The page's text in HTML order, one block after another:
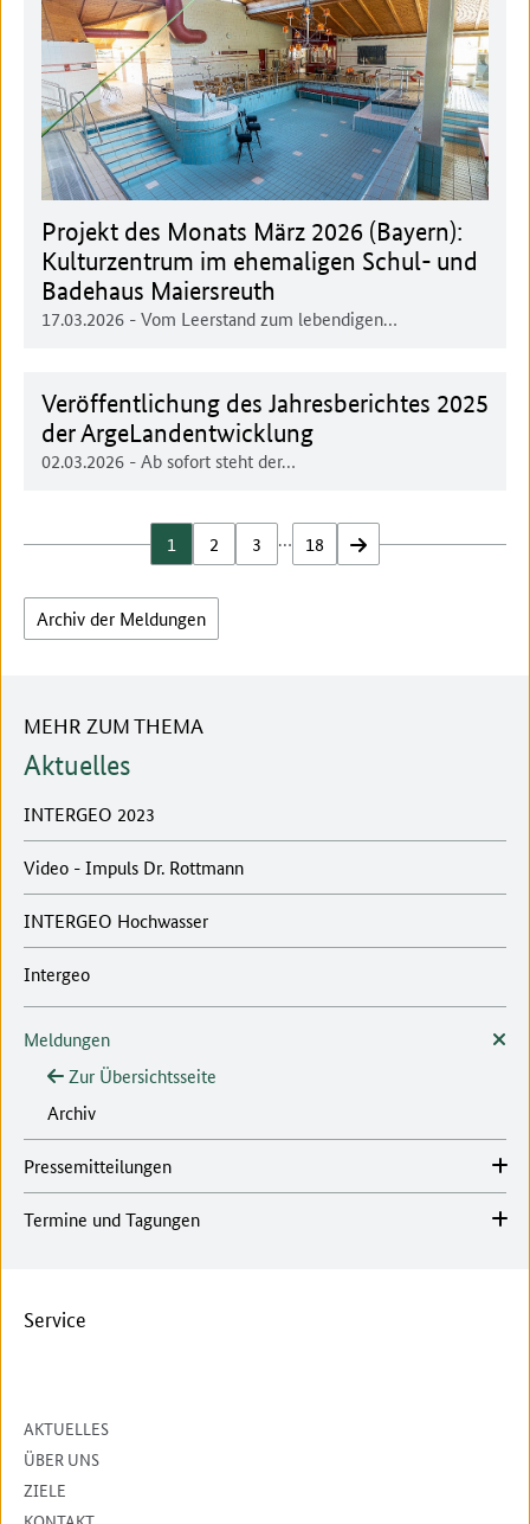
Projekt des Monats März 2026 (Bayern):
Kulturzentrum im ehemaligen Schul- und
Badehaus Maiersreuth
17.03.2026 - Vom Leerstand zum lebendigen…
Veröffentlichung des Jahresberichtes 2025
der ArgeLandentwicklung
02.03.2026 - Ab sofort steht der…
1 2 3 … 18 vor
Archiv der Meldungen
MEHR ZUM THEMA
Aktuelles
INTERGEO 2023
Video - Impuls Dr. Rottmann
INTERGEO Hochwasser
Intergeo
Meldungen
Zur Übersichtsseite
Archiv
Pressemitteilungen
Termine und Tagungen
Service
AKTUELLES
ÜBER UNS
ZIELE